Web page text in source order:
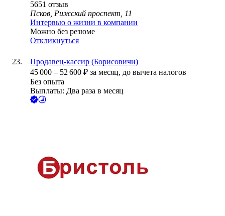
5651 отзыв
Псков, Рижский проспект, 11
Интервью о жизни в компании
Можно без резюме
Откликнуться
Продавец-кассир (Борисовичи)
45 000 – 52 600 ₽ за месяц, до вычета налогов
Без опыта
Выплаты: Два раза в месяц